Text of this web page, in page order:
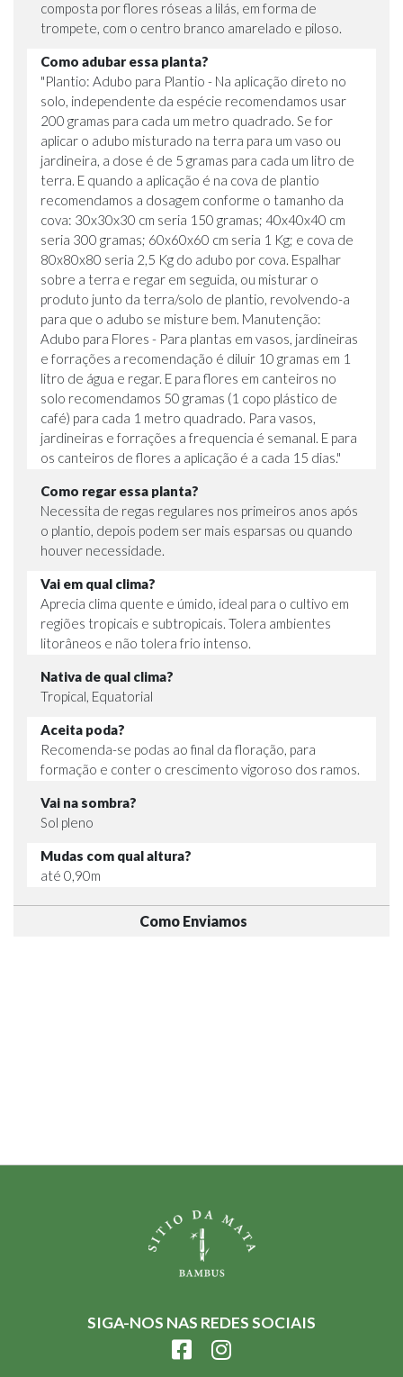
composta por flores róseas a lilás, em forma de
trompete, com o centro branco amarelado e piloso.
Como adubar essa planta?
"Plantio: Adubo para Plantio - Na aplicação direto no
solo, independente da espécie recomendamos usar
200 gramas para cada um metro quadrado. Se for
aplicar o adubo misturado na terra para um vaso ou
jardineira, a dose é de 5 gramas para cada um litro de
terra. E quando a aplicação é na cova de plantio
recomendamos a dosagem conforme o tamanho da
cova: 30x30x30 cm seria 150 gramas; 40x40x40 cm
seria 300 gramas; 60x60x60 cm seria 1 Kg; e cova de
80x80x80 seria 2,5 Kg do adubo por cova. Espalhar
sobre a terra e regar em seguida, ou misturar o
produto junto da terra/solo de plantio, revolvendo-a
para que o adubo se misture bem. Manutenção:
Adubo para Flores - Para plantas em vasos, jardineiras
e forrações a recomendação é diluir 10 gramas em 1
litro de água e regar. E para flores em canteiros no
solo recomendamos 50 gramas (1 copo plástico de
café) para cada 1 metro quadrado. Para vasos,
jardineiras e forrações a frequencia é semanal. E para
os canteiros de flores a aplicação é a cada 15 dias."
Como regar essa planta?
Necessita de regas regulares nos primeiros anos após
o plantio, depois podem ser mais esparsas ou quando
houver necessidade.
Vai em qual clima?
Aprecia clima quente e úmido, ideal para o cultivo em
regiões tropicais e subtropicais. Tolera ambientes
litorâneos e não tolera frio intenso.
Nativa de qual clima?
Tropical, Equatorial
Aceita poda?
Recomenda-se podas ao final da floração, para
formação e conter o crescimento vigoroso dos ramos.
Vai na sombra?
Sol pleno
Mudas com qual altura?
até 0,90m
Como Enviamos
SIGA-NOS NAS REDES SOCIAIS